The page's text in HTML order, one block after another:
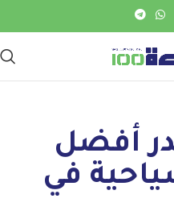
أفضل
سياحية في